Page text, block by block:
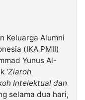
Keluarga Alumni
(IKA PMII)
Yunus Al-
‘Ziaroh
Intelektual dan
selama dua hari,